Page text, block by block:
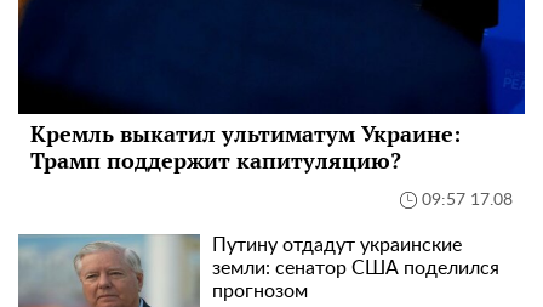
Кремль выкатил ультиматум Украине:
Трамп поддержит капитуляцию?
09:57 17.08
Путину отдадут украинские
земли: сенатор США поделился
прогнозом